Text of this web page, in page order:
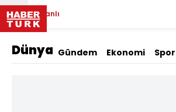
Canlı
Dünya Gündem Ekonomi Spor